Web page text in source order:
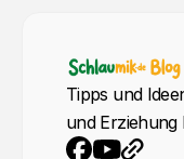
Tipps und
und Erziehung